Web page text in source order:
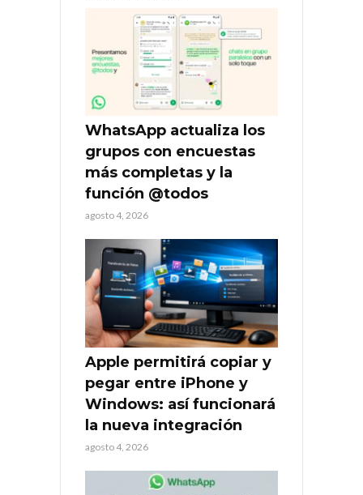
WhatsApp actualiza los
grupos con encuestas
más completas y la
función @todos
agosto 4, 2026
Apple permitirá copiar y
pegar entre iPhone y
Windows: así funcionará
la nueva integración
agosto 4, 2026